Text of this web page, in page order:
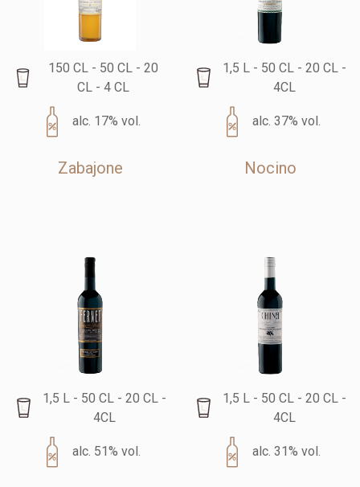
150 CL - 50 CL - 20
CL - 4 CL
alc. 17% vol.
Zabajone
1,5 L - 50 CL - 20 CL -
4CL
alc. 37% vol.
Nocino
1,5 L - 50 CL - 20 CL -
4CL
alc. 51% vol.
1,5 L - 50 CL - 20 CL -
4CL
alc. 31% vol.